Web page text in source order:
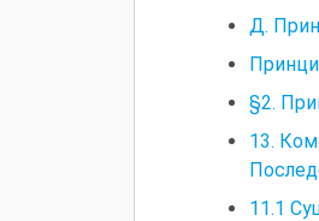
Д.
§2.
13.
11.1